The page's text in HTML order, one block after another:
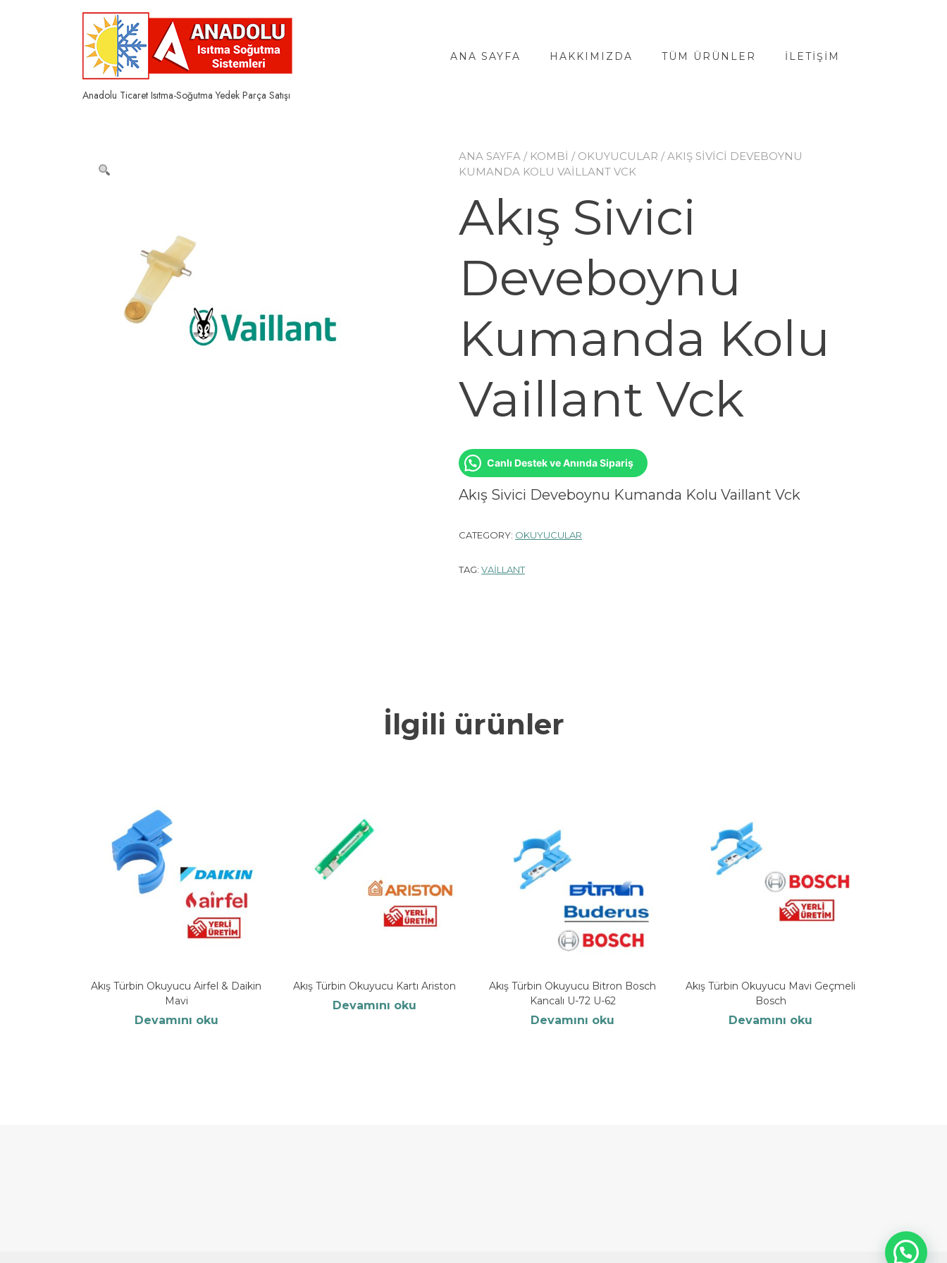
Anadolu Ticaret Isıtma-Soğutma Yedek Parça Satışı
ANA SAYFA HAKKIMIZDA TÜM ÜRÜNLER İLETIŞIM
ANA SAYFA / KOMBİ / OKUYUCULAR / AKIŞ SIVICI DEVEBOYNU
KUMANDA KOLU VAILLANT VCK
Akış Sivici
Deveboynu
Kumanda Kolu
Vaillant Vck
Canlı Destek ve Anında Sipariş
Akış Sivici Deveboynu Kumanda Kolu Vaillant Vck
CATEGORY: OKUYUCULAR
TAG: VAİLLANT
İlgili ürünler
Akış Türbin Okuyucu Airfel & Daikin
Mavi
Devamını oku
Akış Türbin Okuyucu Kartı Ariston
Devamını oku
Akış Türbin Okuyucu Bitron Bosch
Kancalı U-72 U-62
Devamını oku
Akış Türbin Okuyucu Mavi Geçmeli
Bosch
Devamını oku